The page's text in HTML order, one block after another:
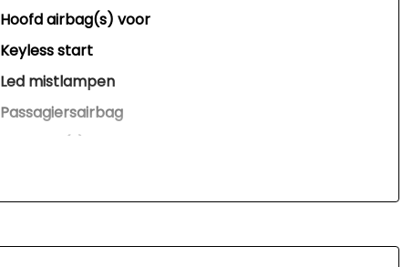
Hoofd airbag(s) voor
Keyless start
Led mistlampen
Passagiersairbag